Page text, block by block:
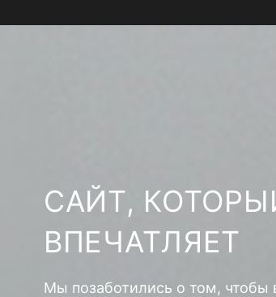
САЙТ,
ВПЕЧАТЛЯЕТ
Мы позаботились о том, чтобы